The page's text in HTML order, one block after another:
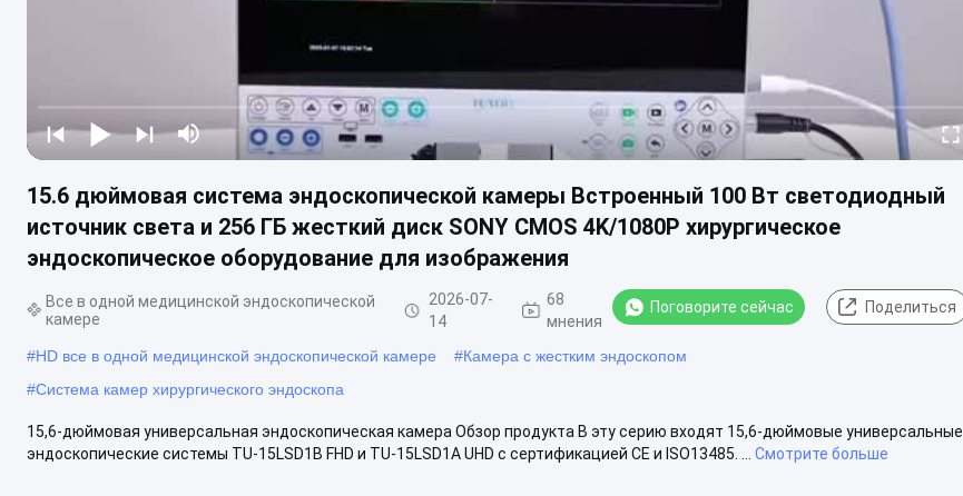
15.6 дюймовая система эндоскопической камеры Встроенный 100 Вт светодиодный
источник света и 256 ГБ жесткий диск SONY CMOS 4K/1080P хирургическое
эндоскопическое оборудование для изображения
Все в одной медицинской эндоскопической
камере
2026-07-
14
68
мнения
Поговорите сейчас Поделиться
#HD все в одной медицинской эндоскопической камере #Камера с жестким эндоскопом
#Система камер хирургического эндоскопа
15,6-дюймовая универсальная эндоскопическая камера Обзор продукта В эту серию входят 15,6-дюймовые универсальные
эндоскопические системы TU-15LSD1B FHD и TU-15LSD1A UHD с сертификацией CE и ISO13485. ...
Смотрите больше